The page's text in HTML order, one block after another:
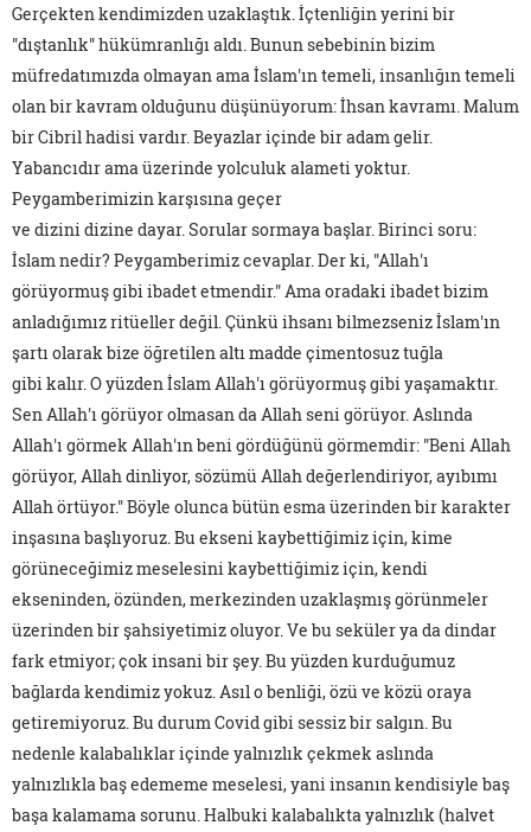
Gerçekten kendimizden uzaklaştık. İçtenliğin yerini bir
"dıştanlık" hükümranlığı aldı. Bunun sebebinin bizim
müfredatımızda olmayan ama İslam'ın temeli, insanlığın temeli
olan bir kavram olduğunu düşünüyorum: İhsan kavramı. Malum
bir Cibril hadisi vardır. Beyazlar içinde bir adam gelir.
Yabancıdır ama üzerinde yolculuk alameti yoktur.
Peygamberimizin karşısına geçer
ve dizini dizine dayar. Sorular sormaya başlar. Birinci soru:
İslam nedir? Peygamberimiz cevaplar. Der ki, "Allah'ı
görüyormuş gibi ibadet etmendir." Ama oradaki ibadet bizim
anladığımız ritüeller değil. Çünkü ihsanı bilmezseniz İslam'ın
şartı olarak bize öğretilen altı madde çimentosuz tuğla
gibi kalır. O yüzden İslam Allah'ı görüyormuş gibi yaşamaktır.
Sen Allah'ı görüyor olmasan da Allah seni görüyor. Aslında
Allah'ı görmek Allah'ın beni gördüğünü görmemdir: "Beni Allah
görüyor, Allah dinliyor, sözümü Allah değerlendiriyor, ayıbımı
Allah örtüyor." Böyle olunca bütün esma üzerinden bir karakter
inşasına başlıyoruz. Bu ekseni kaybettiğimiz için, kime
görüneceğimiz meselesini kaybettiğimiz için, kendi
ekseninden, özünden, merkezinden uzaklaşmış görünmeler
üzerinden bir şahsiyetimiz oluyor. Ve bu seküler ya da dindar
fark etmiyor; çok insani bir şey. Bu yüzden kurduğumuz
bağlarda kendimiz yokuz. Asıl o benliği, özü ve közü oraya
getiremiyoruz. Bu durum Covid gibi sessiz bir salgın. Bu
nedenle kalabalıklar içinde yalnızlık çekmek aslında
yalnızlıkla baş edememe meselesi, yani insanın kendisiyle baş
başa kalamama sorunu. Halbuki kalabalıkta yalnızlık (halvet